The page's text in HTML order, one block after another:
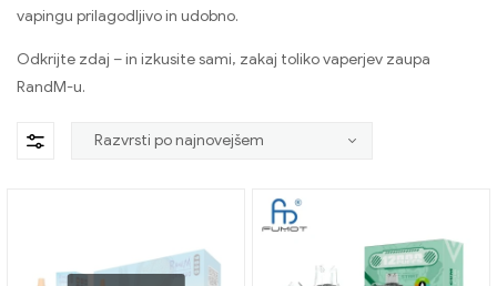
vapingu prilagodljivo in udobno.
Odkrijte zdaj – in izkusite sami, zakaj toliko vaperjev zaupa
RandM-u.